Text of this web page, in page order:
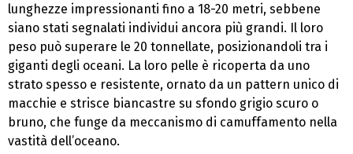
lunghezze impressionanti fino a 18-20 metri, sebbene
siano stati segnalati individui ancora più grandi. Il loro
peso può superare le 20 tonnellate, posizionandoli tra i
giganti degli oceani. La loro pelle è ricoperta da uno
strato spesso e resistente, ornato da un pattern unico di
macchie e strisce biancastre su sfondo grigio scuro o
bruno, che funge da meccanismo di camuffamento nella
vastità dell’oceano.